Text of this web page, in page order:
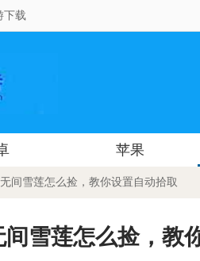
下载
苹果
间雪莲怎么捡，教你设置自动拾取
间雪莲怎么捡，教